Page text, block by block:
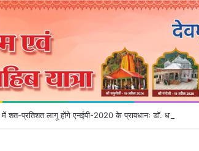
में शत-प्रतिशत लागू होंगे एनईपी-2020 के प्रावधानः डाॅ. धन सिंह रावत